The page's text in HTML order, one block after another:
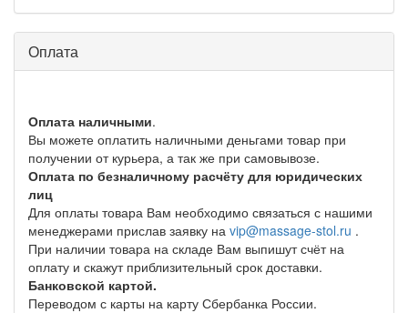
Оплата
Оплата наличными.
Вы можете оплатить наличными деньгами товар при
получении от курьера, а так же при самовывозе.
Оплата по безналичному расчёту для юридических
лиц
Для оплаты товара Вам необходимо связаться с нашими
менеджерами прислав заявку на vip@massage-stol.ru .
При наличии товара на складе Вам выпишут счёт на
оплату и скажут приблизительный срок доставки.
Банковской картой.
Переводом с карты на карту Сбербанка России.